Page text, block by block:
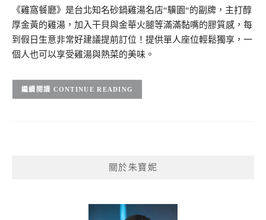
《雞窩餐廳》是台北知名砂鍋雞湯名店“驥園“的副牌，主打醇
厚金黃的雞湯，加入干貝與金華火腿等滿滿黏嘴的膠質感，每
到假日生意非常好建議提前訂位！提供單人座位輕鬆獨享，一
個人也可以享受雞湯與熱菜的美味。
CONTINUE READING
關於朱寶妮